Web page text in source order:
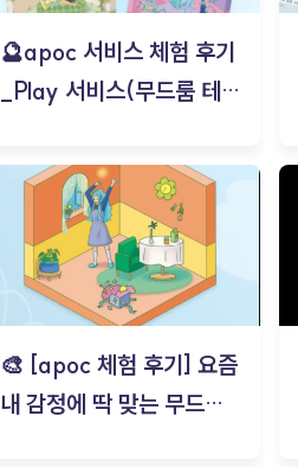
🔮apoc 서비스 체험 후기
_Play 서비스(무드룸 테스
🎨 [apoc 체험 후기] 요즘
내 감정에 딱 맞는 무드룸